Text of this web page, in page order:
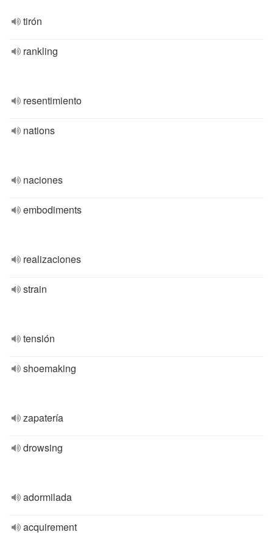
tirón
rankling
resentimiento
nations
naciones
embodiments
realizaciones
strain
tensión
shoemaking
zapatería
drowsing
adormilada
acquirement